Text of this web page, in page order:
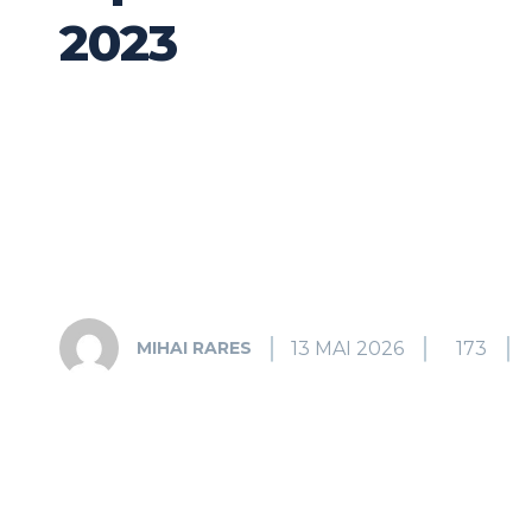
2023
MIHAI RARES 13 MAI 2026 173